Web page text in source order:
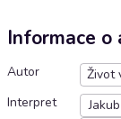
Informace o
Autor
Život
Interpret